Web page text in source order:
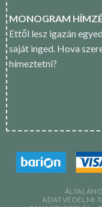
MONOGRAM
Ettől lesz igazán
saját inged. Hova
hímeztetni?
ADATVÉDELMI